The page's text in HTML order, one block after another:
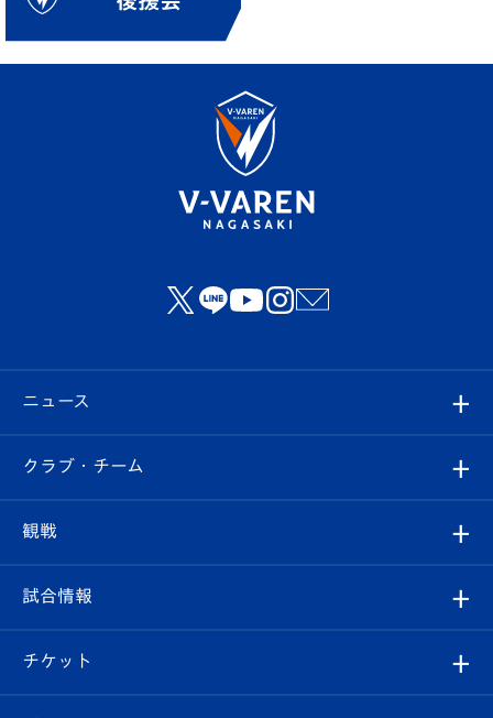
ニュース
すべて
クラブ
試合情報
クラブ・チーム
クラブ概要
エンブレム紹介
観戦
観戦ルール
はじめての観戦ガイド
試合情報
試合日程/結果
チケット